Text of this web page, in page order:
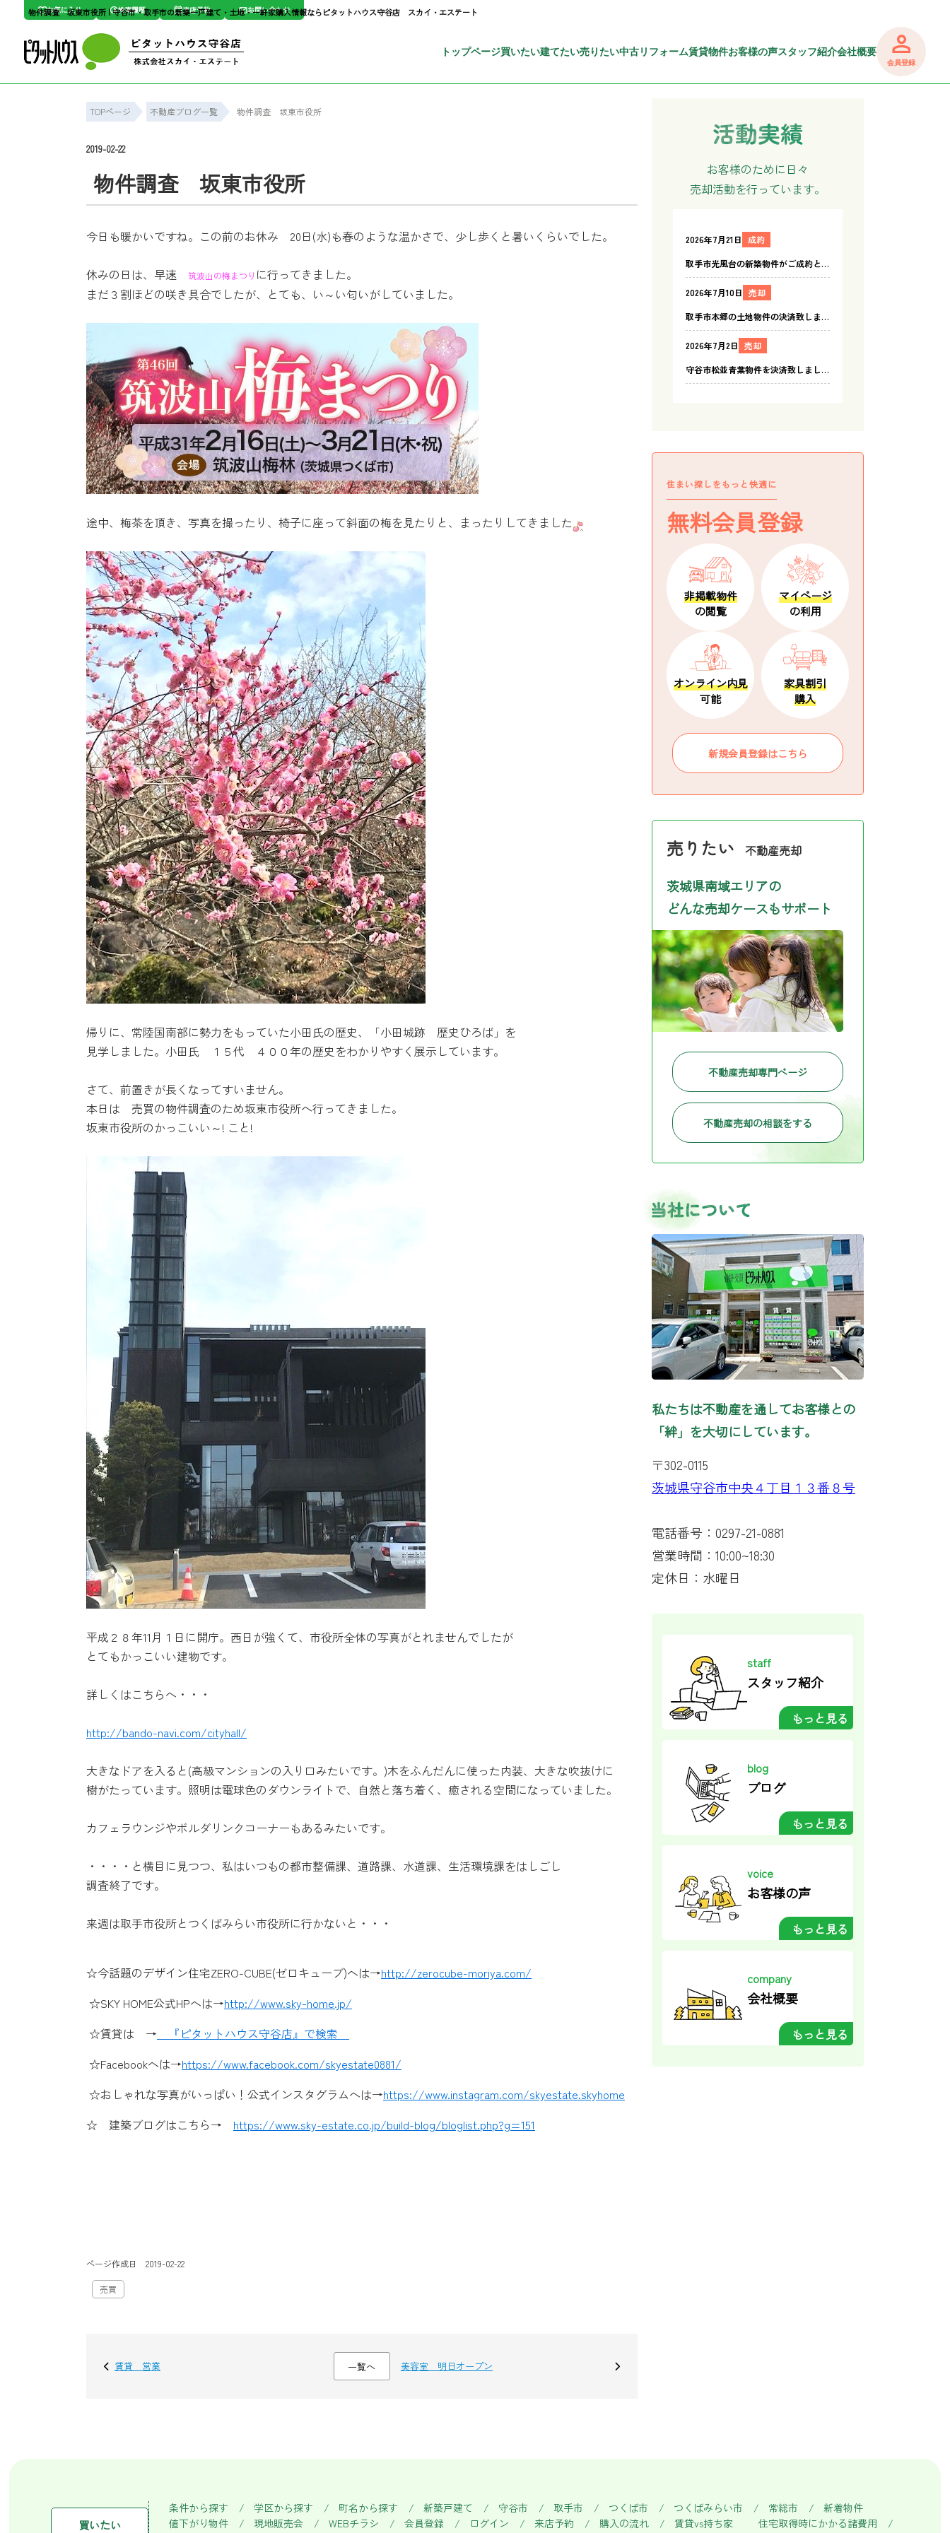
物件調査 坂東市役所 | 守谷市・取手市の新築一戸建て・土地・一軒家購入情報ならピタットハウス守谷店 スカイ・エステート
お気に入り 検索履歴 来店予約 お問い合わせ
トップページ買いたい建てたい売りたい中古リフォーム賃貸物件お客様の声スタッフ紹介会社概要
会員登録
TOPページ 不動産ブログ一覧 物件調査 坂東市役所
2019-02-22
物件調査 坂東市役所
今日も暖かいですね。この前のお休み 20日(水)も春のような温かさで、少し歩くと暑いくらいでした。
休みの日は、早速 筑波山の梅まつり に行ってきました。
まだ３割ほどの咲き具合でしたが、とても、い～い匂いがしていました。
途中、梅茶を頂き、写真を撮ったり、椅子に座って斜面の梅を見たりと、まったりしてきました
帰りに、常陸国南部に勢力をもっていた小田氏の歴史、「小田城跡 歴史ひろば」を
見学しました。小田氏 １５代 ４００年の歴史をわかりやすく展示しています。
さて、前置きが長くなってすいません。
本日は 売買の物件調査のため坂東市役所へ行ってきました。
坂東市役所のかっこいい～! こと!
平成２８年11月１日に開庁。西日が強くて、市役所全体の写真がとれませんでしたが
とてもかっこいい建物です。
詳しくはこちらへ・・・
http://bando-navi.com/cityhall/
大きなドアを入ると(高級マンションの入り口みたいです。)木をふんだんに使った内装、大きな吹抜けに
樹がたっています。照明は電球色のダウンライトで、自然と落ち着く、癒される空間になっていました。
カフェラウンジやボルダリンクコーナーもあるみたいです。
・・・・と横目に見つつ、私はいつもの都市整備課、道路課、水道課、生活環境課をはしごし
調査終了です。
来週は取手市役所とつくばみらい市役所に行かないと・・・
☆今話題のデザイン住宅ZERO-CUBE(ゼロキューブ)へは→http://zerocube-moriya.com/
☆SKY HOME公式HPへは→http://www.sky-home.jp/
☆賃貸は → 『ピタットハウス守谷店』で検索
☆Facebookへは→https://www.facebook.com/skyestate0881/
☆おしゃれな写真がいっぱい！公式インスタグラムへは→https://www.instagram.com/skyestate.skyhome
☆ 建築ブログはこちら→ https://www.sky-estate.co.jp/build-blog/bloglist.php?g=151
ページ作成日 2019-02-22
売買
賃貸 営業 一覧へ 美容室 明日オープン
お客様のために日々
売却活動を行っています。
住まい探しをもっと快適に
無料会員登録
非掲載物件
の閲覧
マイページ
の利用
オンライン内見
可能
家具割引
購入
新規会員登録はこちら
売りたい 不動産売却
茨城県南域エリアの
どんな売却ケースもサポート
不動産売却専門ページ
不動産売却の相談をする
私たちは不動産を通してお客様との
「絆」を大切にしています。
〒302-0115
茨城県守谷市中央４丁目１３番８号
電話番号：0297-21-0881
営業時間：10:00~18:30
定休日：水曜日
staff
スタッフ紹介
もっと見る
blog
ブログ
もっと見る
voice
お客様の声
もっと見る
company
会社概要
もっと見る
買いたい
条件から探す 学区から探す 町名から探す 新築戸建て 守谷市 取手市 つくば市 つくばみらい市 常総市
新着物件
値下がり物件
現地販売会 WEBチラシ 会員登録 ログイン 来店予約 購入の流れ 賃貸vs持ち家
住宅取得時にかかる諸費用